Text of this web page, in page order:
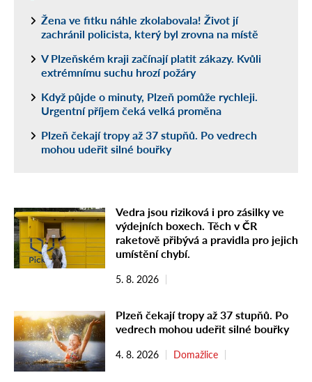
Žena ve fitku náhle zkolabovala! Život jí
zachránil policista, který byl zrovna na místě
V Plzeňském kraji začínají platit zákazy. Kvůli
extrémnímu suchu hrozí požáry
Když půjde o minuty, Plzeň pomůže rychleji.
Urgentní příjem čeká velká proměna
Plzeň čekají tropy až 37 stupňů. Po vedrech
mohou udeřit silné bouřky
Vedra jsou riziková i pro zásilky ve
výdejních boxech. Těch v ČR
raketově přibývá a pravidla pro jejich
umístění chybí.
5. 8. 2026
Plzeň čekají tropy až 37 stupňů. Po
vedrech mohou udeřit silné bouřky
4. 8. 2026 Domažlice